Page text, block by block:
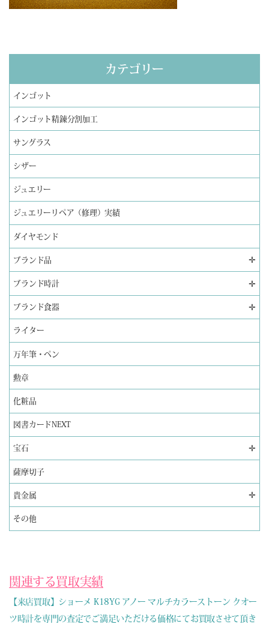
カテゴリー
インゴット
インゴット精錬分割加工
サングラス
シザー
ジュエリー
ジュエリーリペア（修理）実績
ダイヤモンド
ブランド品 ✛
ブランド時計 ✛
ブランド食器 ✛
ライター
万年筆・ペン
勲章
化粧品
図書カードNEXT
宝石 ✛
薩摩切子
貴金属 ✛
その他
関連する買取実績
【来店買取】ショーメ K18YG アノー マルチカラーストーン クオー
ツ時計を専門の査定でご満足いただける価格にてお買取させて頂き